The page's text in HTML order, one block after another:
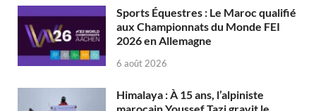
Sports Équestres : Le Maroc qualifié
aux Championnats du Monde FEI
2026 en Allemagne
6 août 2026
Himalaya : À 15 ans, l’alpiniste
marocain Youssef Tazi gravit le